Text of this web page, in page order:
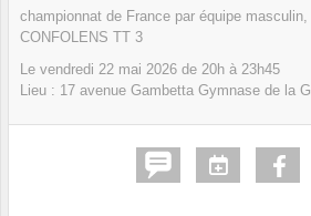
championnat de France par équipe
CONFOLENS TT 3
Le vendredi 22 mai 2026 de 20h à 23h45
Lieu : 17 avenue Gambetta Gymnase de la